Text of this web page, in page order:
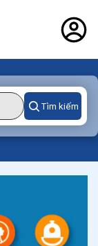
Tìm kiếm